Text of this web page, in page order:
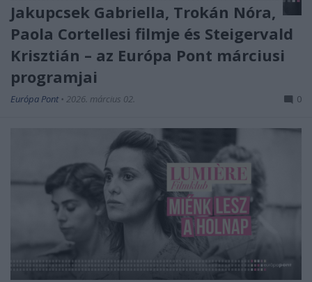
Jakupcsek Gabriella, Trokán Nóra,
Paola Cortellesi filmje és Steigervald
Krisztián – az Európa Pont márciusi
programjai
Európa Pont • 2026. március 02. 0